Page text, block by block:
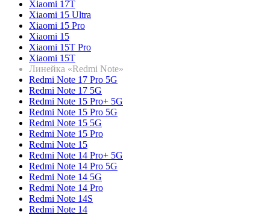
Xiaomi 17T
Xiaomi 15 Ultra
Xiaomi 15 Pro
Xiaomi 15
Xiaomi 15T Pro
Xiaomi 15T
Линейка «Redmi Note»
Redmi Note 17 Pro 5G
Redmi Note 17 5G
Redmi Note 15 Pro+ 5G
Redmi Note 15 Pro 5G
Redmi Note 15 5G
Redmi Note 15 Pro
Redmi Note 15
Redmi Note 14 Pro+ 5G
Redmi Note 14 Pro 5G
Redmi Note 14 5G
Redmi Note 14 Pro
Redmi Note 14S
Redmi Note 14